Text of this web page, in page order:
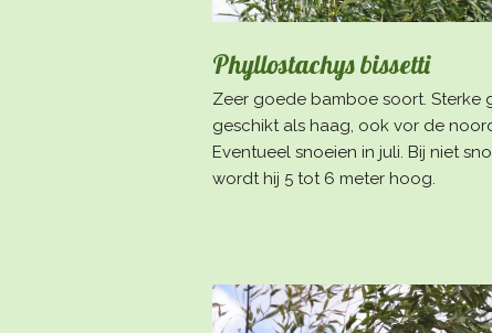
Phyllostachys bissetti
Zeer goede bamboe soort. Sterke
geschikt als haag, ook vor de
Eventueel snoeien in juli. Bij niet
wordt hij 5 tot 6 meter hoog.